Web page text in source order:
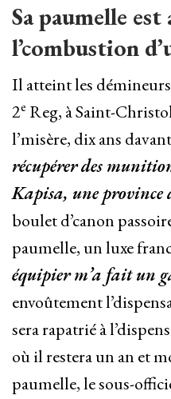
Sa paumelle
l’combustion
Il atteint les
2e Reg, à Saint-
l’misère, dix ans
récupérer des
Kapisa, une province
boulet d’canon
paumelle, un luxe
équipier m’a fait un
envoûtement
sera rapatrié à
où il restera un an et
paumelle, le sous-